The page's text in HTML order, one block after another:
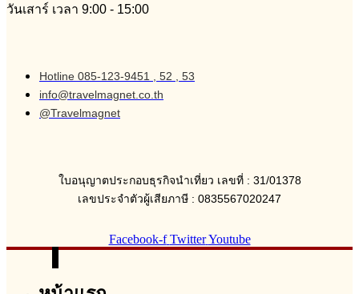
วันเสาร์ เวลา 9:00 - 15:00
Hotline 085-123-9451 , 52 , 53
info@travelmagnet.co.th
@Travelmagnet
ใบอนุญาตประกอบธุรกิจนำเที่ยว เลขที่ : 31/01378
เลขประจำตัวผู้เสียภาษี : 0835567020247
Facebook-f Twitter Youtube